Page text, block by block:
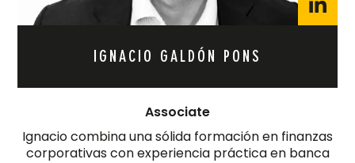
IGNACIO GALDÓN PONS
Associate
Ignacio combina una sólida formación en finanzas
corporativas con experiencia práctica en banca